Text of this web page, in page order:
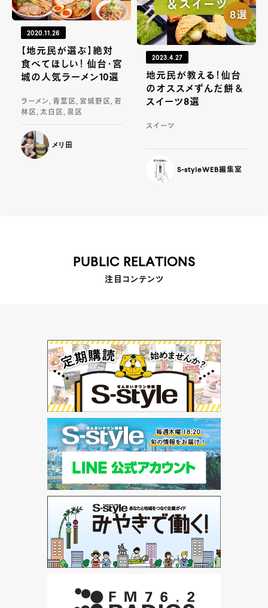
2020.11.26
【地元民が選ぶ】絶対
食べてほしい！ 仙台・宮
城の人気ラーメン10選
ラーメン, 青葉区, 宮城野区, 若
林区, 太白区, 泉区
メリ田
2023.4.27
地元民が教える！仙台
のオススメずんだ餅＆
スイーツ8選
スイーツ
S-styleWEB編集室
PUBLIC RELATIONS
注目コンテンツ